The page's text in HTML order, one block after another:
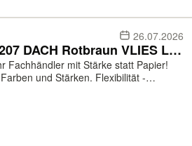
26.07.2026
Lagerware Trapezblech 31-207 DACH Rotbraun VLIES Länge: 2 - 6 m
Fachhändler mit Stärke statt Papier!
und Stärken. Flexibilität -
Service - fachkundige